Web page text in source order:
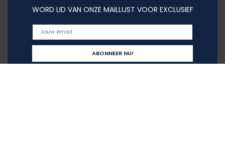
WORD LID VAN ONZE MAILLIJST VOOR EXCLUSIEF